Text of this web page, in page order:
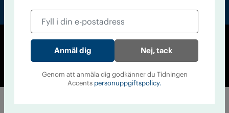
© Tidningen Accent 2026
Cookiepolicy
Personuppgiftspolicy
Nej, tack
Genom att anmäla dig godkänner du Tidningen
Accents personuppgiftspolicy.